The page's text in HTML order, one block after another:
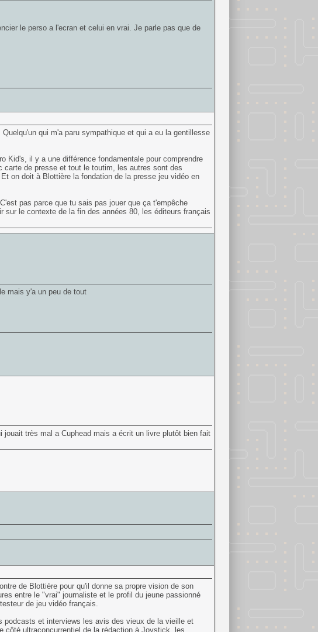
le perso a l'ecran et celui en vrai. Je parle pas que de
qui m'a paru sympathique et qui a eu la gentillesse
Kid's, il y a une différence fondamentale pour comprendre
carte de presse et tout le toutim, les autres sont des
on doit à Blottière la fondation de la presse jeu vidéo en
pas parce que tu sais pas jouer que ça t'empêche
sur le contexte de la fin des années 80, les éditeurs français
mais y'a un peu de tout
très mal a Cuphead mais a écrit un livre plutôt bien fait
de Blottière pour qu'il donne sa propre vision de son
entre le "vrai" journaliste et le profil du jeune passionné
de jeu vidéo français.
podcasts et interviews les avis des vieux de la vieille et
côté ultraconcurrentiel de la rédaction à Joystick, les